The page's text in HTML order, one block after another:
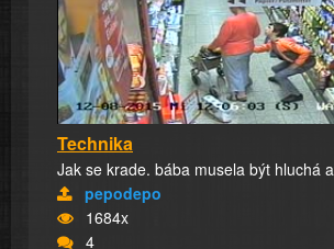
Technika
Jak se krade. bába musela být hluchá
pepodepo
1684x
4